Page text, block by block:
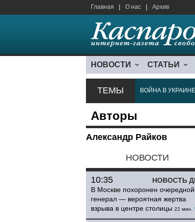
Главная О нас Архив
НОВОСТИ СТАТЬИ
ТЕМЫ ВОЙНА В УКРАИНЕ
Авторы
Александр Райков
НОВОСТИ
НОВОСТЬ
10:35
В Москве похоронен очередной
генерал — вероятная жертва
взрыва в центре столицы 22 мин.